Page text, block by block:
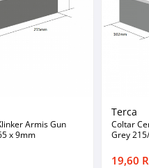
Armis Gun
x 9mm
Terca
Coltar
Grey
19,60